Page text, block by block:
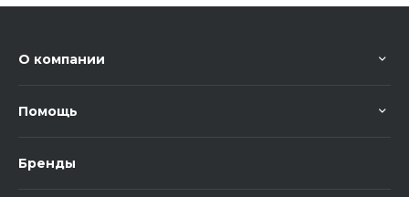
О компании
Помощь
Бренды